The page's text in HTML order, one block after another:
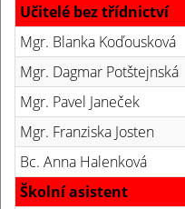
Učitelé bez třídnictví
Mgr. Blanka Koďousková
Mgr. Dagmar Potštejnská
Mgr. Pavel Janeček
Mgr. Franziska Josten
Bc. Anna Halenková
Školní asistent